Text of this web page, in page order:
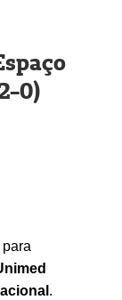
0)
.